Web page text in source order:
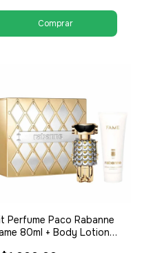
Perfume Paco Rabanne
80ml + Body Lotion